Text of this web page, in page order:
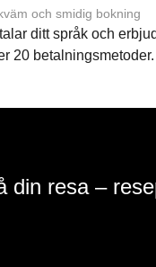
och smidig bokning
ditt språk och
20 betalningsmetoder.
din resa –